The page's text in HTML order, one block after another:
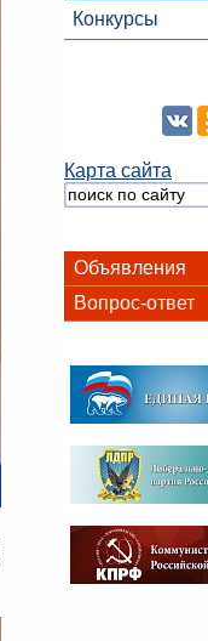
Конкурсы
Карта сайта
Объявления
Вопрос-ответ